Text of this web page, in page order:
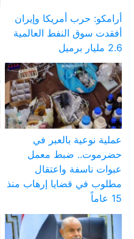
أرامكو: حرب أمريكا وإيران
أفقدت سوق النفط العالمية
2.6 مليار برميل
عملية نوعية بالعبر في
حضرموت.. ضبط معمل
عبوات ناسفة واعتقال
مطلوب في قضايا إرهاب منذ
15 عاماً